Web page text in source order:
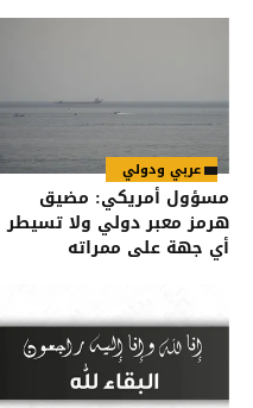
عربي ودولي
مسؤول أمريكي: مضيق
هرمز معبر دولي ولا تسيطر
أي جهة على ممراته